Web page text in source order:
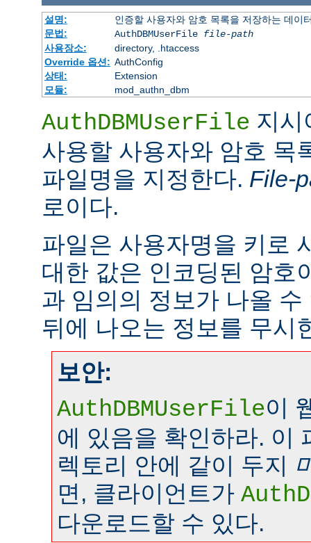
설명:
인증할 사용자와 암호 목록을 저장하는 데이
문법:
AuthDBMUserFile file-path
사용장소:
directory, .htaccess
Override 옵션: AuthConfig
상태:
Extension
모듈:
mod_authn_dbm
AuthDBMUserFile 지시
사용할 사용자와 암호 목
파일명을 지정한다. File-
로이다.
파일은 사용자명을 키로
대한 값은 인코딩된 암호
과 임의의 정보가 나올
뒤에 나오는 정보를 무시
보안:
AuthDBMUserFile이
에 있음을 확인하라. 이
렉토리 안에 같이 두지
면, 클라이언트가
다운로드할 수 있다.